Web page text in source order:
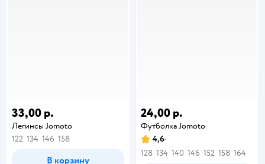
33,00 р.
Легинсы Jomoto
122 134 146 158
В корзину
24,00 р.
Футболка Jomoto
4,6
128 134 140 146 152 158 164